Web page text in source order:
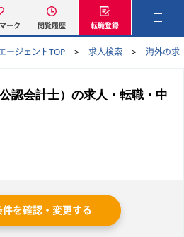
ーク 閲覧履歴 転職登録
ージェントTOP 求人検索 海外の求
認会計士）の求人・転職・中
を確認・変更する